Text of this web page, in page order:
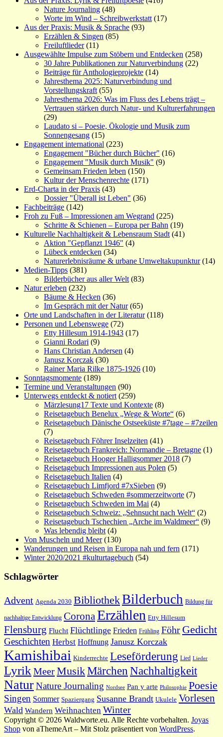
Nature Journaling (48)
Worte im Wind – Schreibwerkstatt (17)
Aus der Praxis: Musik & Sprache (93)
Erzählen & Singen (85)
Freiluftlieder(11)
Ausgewählte Impulse zum Stöbern und Entdecken (258)
30 Jahre Publikationen zur Naturverbindung (22)
Beiträge für Anthologieprojekte (14)
Jahresthema 2025: Naturverbindung und
Vorstellungskraft (55)
Jahresthema 2026: Was im Fluss des Lebens trägt –
Vertrauen stärken durch Natur- und Kulturerfahrungen
(29)
Laudato si – Poesie, Ökologie und Musik zum
Sonnengesang (15)
Engagement international (223)
Engagement "Bücher durch Bücher" (16)
Engagement "Musik durch Musik" (9)
Gemeinsam Frieden leben (150)
Kultur der Menschenrechte (171)
Erd-Charta in der Praxis (43)
Dossier "Überall ist Leben" (36)
Fachbeiträge (142)
Froh zu Fuß – Impressionen am Wegrand (225)
Schritte & Schienen – Europa per Bahn (19)
Kulturelle Nachhaltigkeit & Lebensraum Stadt (41)
Aktion "Gepflanzt 1946" (4)
Lübeck entdecken (34)
Naturerlebnisräume & urbane Umweltakupunktur(14)
Medien-Tipps (381)
Bilderbücher aus aller Welt (83)
Natur erleben (232)
Bäume & Hecken (36)
Im Gespräch mit der Natur(65)
Orte und Landschaften in der Literatur(118)
Personen und Lebenswege (72)
Etty Hillesum 1914-1943 (17)
Gianni Rodari (9)
Hans Christian Andersen (4)
Janusz Korczak (30)
Rainer Maria Rilke 1875-1926 (10)
Sonntagsmomente (189)
Termine und Veranstaltungen (90)
Unterwegs entdeckt & notiert (259)
Märzlesung17 Texte und Kontexte (8)
Reisetagebuch Benelux „Wege & Worte“ (6)
Reisetagebuch Dänische Ostseeküste #7tage – #7zeilen
(7)
Reisetagebuch Föhrer Inselzeiten (41)
Reisetagebuch Frankreich: Normandie – Bretagne (1)
Reisetagebuch Hooger Halligsommer 2018 (7)
Reisetagebuch Impressionen aus Polen (5)
Reisetagebuch Italien (4)
Reisetagebuch Limfjord #7xSieben (9)
Reisetagebuch Schweden #sommerzeitworte (7)
Reisetagebuch Schweden im Mai (4)
Reisetagebuch Schweiz: „Sehnsucht nach Welt“ (2)
Reisetagebuch Tschechien „Arche im Waldmeer“ (9)
Was lebendig bleibt (4)
Von Muscheln und Meer(130)
Wanderungen und Reisen in Europa nah und fern (171)
Winter 2020/2021 #kulturtagebuch (54)
Schlagwörter
Advent Agenda 2030 BibliothekBilderbuch Bildung für
nachhaltige Entwicklung Corona Erzählen Etty Hillesum
Flensburg Flucht Flüchtlinge Frieden Frühling Föhr Gedicht
Geschichten Herbst Hoffnung Janusz Korczak
Kamishibai Kinderrechte Leseförderung Lied Lieder
Lyrik MeerMusikMärchen Nachhaltigkeit
NaturNature Journaling Nordsee Pan y arte Philosophie Poesie
Singen Sommer Spaziergang Susanne Brandt Ukulele Vorlesen
Wald Wandern Weihnachten Winter
Copyright © 2026 Waldworte.eu. Alle Rechte vorbehalten. Joyas
Shop von aThemeArt – Mit Stolz präsentiert von WordPress.